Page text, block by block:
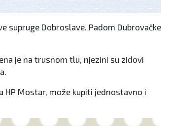
supruge Dobroslave. Padom Dubrovačke
je na trusnom tlu, njezini su zidovi
HP Mostar, može kupiti jednostavno i